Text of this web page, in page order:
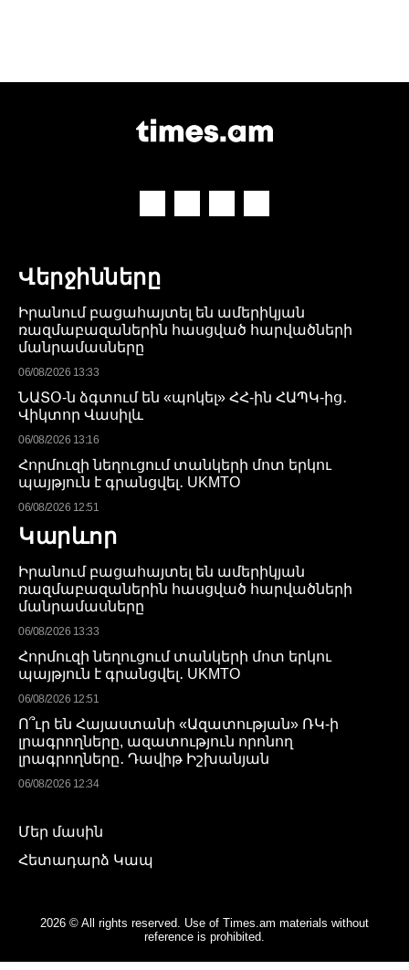
Վերջինները
Իրանում բացահայտել են ամերիկյան
ռազմաբազաներին հասցված հարվածների
մանրամասները
06/08/2026 13:33
ՆԱՏՕ-ն ձգտում են «պոկել» ՀՀ-ին ՀԱՊԿ-ից․
Վիկտոր Վասիլև
06/08/2026 13:16
Հորմուզի նեղուցում տանկերի մոտ երկու
պայթյուն է գրանցվել․ UKMTO
06/08/2026 12:51
Կարևոր
Իրանում բացահայտել են ամերիկյան
ռազմաբազաներին հասցված հարվածների
մանրամասները
06/08/2026 13:33
Հորմուզի նեղուցում տանկերի մոտ երկու
պայթյուն է գրանցվել․ UKMTO
06/08/2026 12:51
Ո՞ւր են Հայաստանի «Ազատության» ՌԿ-ի
լրագրողները, ազատություն որոնող
լրագրողները․ Դավիթ Իշխանյան
06/08/2026 12:34
Մեր մասին
Հետադարձ Կապ
2026 © All rights reserved. Use of Times.am materials without
reference is prohibited.